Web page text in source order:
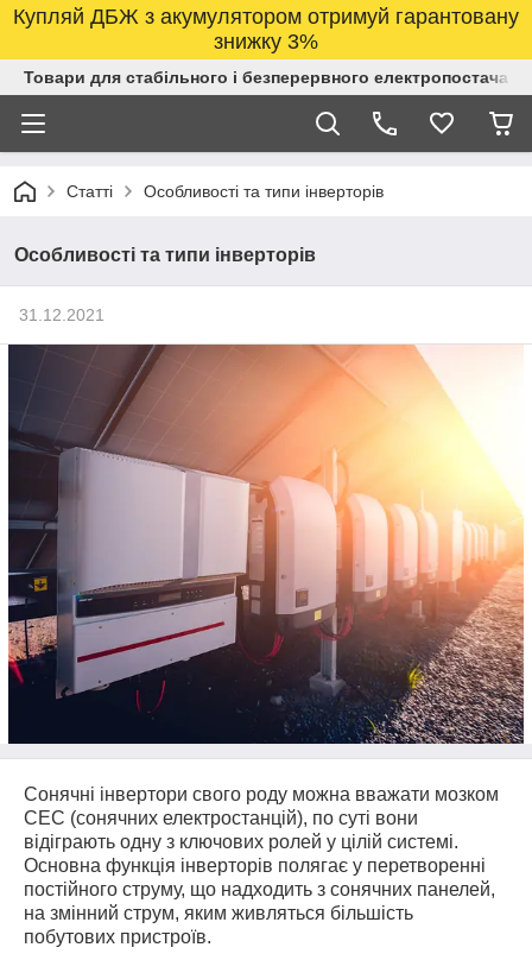
Купляй ДБЖ з акумулятором отримуй гарантовану
знижку 3%
Товари для стабільного і безперервного
Статті Особливості та типи інверторів
Особливості та типи інверторів
31.12.2021
Сонячні інвертори свого роду можна вважати мозком
СЕС (сонячних електростанцій), по суті вони
відіграють одну з ключових ролей у цілій системі.
Основна функція інверторів полягає у перетворенні
постійного струму, що надходить з сонячних панелей,
на змінний струм, яким живляться більшість
побутових пристроїв.